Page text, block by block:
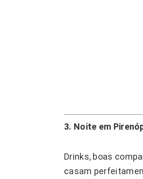
3. Noite em
Drinks, boas
casam